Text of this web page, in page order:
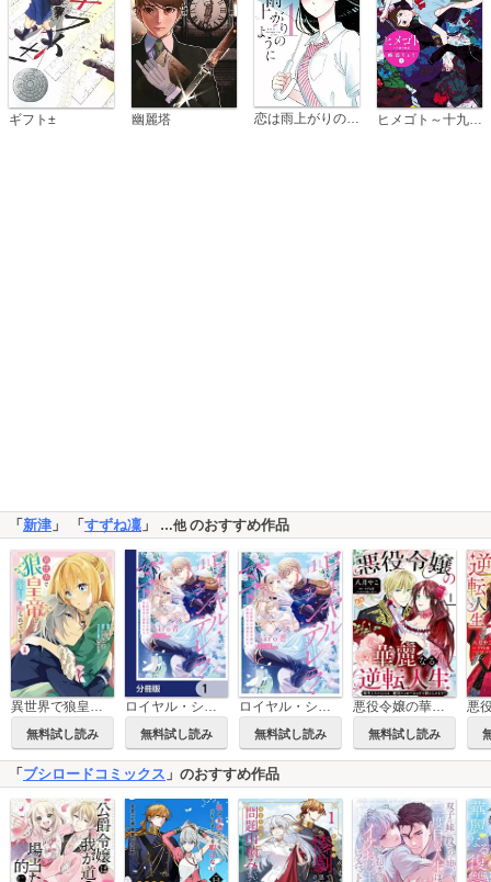
ギフト± 幽麗塔 恋は雨上がりのように
「 新津 」 「 すずね凜 」 …他のおすすめ作品
異世界で狼皇帝に蜜月を迫られています
無料試し読み
ロイヤル・シンデレラ・ママ 天涯孤独の没落令嬢は冷徹皇帝に溺愛される【分冊版】
無料試し読み
ロイヤル・シンデレラ・ママ 天涯孤独の没落令嬢は冷徹皇帝に溺愛される
無料試し読み
悪役令嬢の華麗なる逆転人生～転生したからには、絶対ハッピーエンドで終わらせます！～【単話売】
無料試し読み
「 ブシロードコミックス 」のおすすめ作品